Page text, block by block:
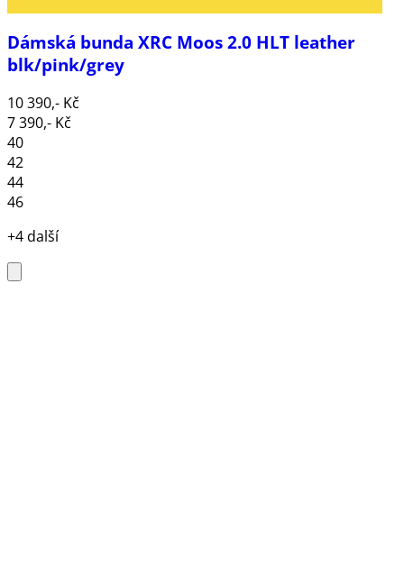
Dámská bunda XRC Moos 2.0 HLT leather
blk/pink/grey
10 390,- Kč
7 390,- Kč
40
42
44
46
+4 další